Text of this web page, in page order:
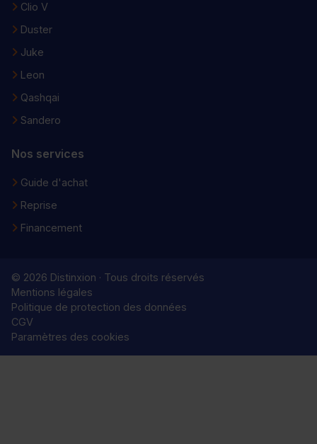
Clio V
Duster
Juke
Leon
Qashqai
Sandero
Nos services
Guide d'achat
Reprise
Financement
© 2026 Distinxion · Tous droits réservés
Mentions légales
Politique de protection des données
CGV
Paramètres des cookies